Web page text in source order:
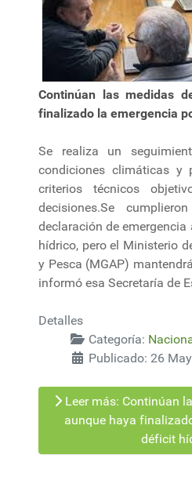
Continúan las medidas
finalizado la emergencia
Se realiza un
condiciones climáticas y
criterios técnicos
decisiones.Se
declaración de
hídrico, pero el Ministerio
y Pesca (MGAP)
informó esa Secretaría de
Detalles
Categoría:
Publicado: 26
Leer más: Continúan
aunque haya
déficit